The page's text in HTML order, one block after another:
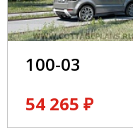
100-03
54 265 ₽